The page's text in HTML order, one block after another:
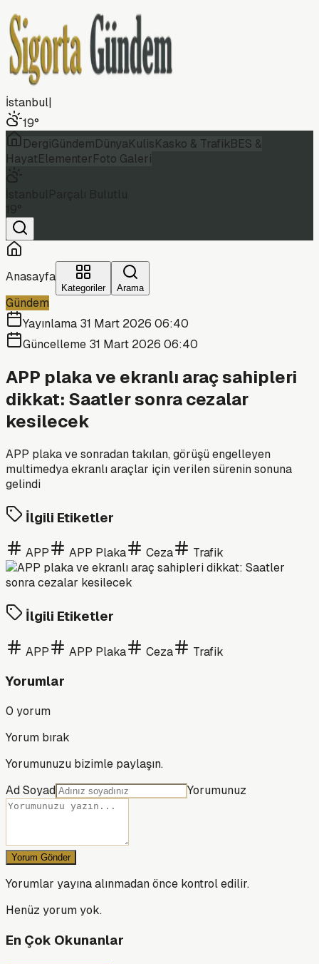
İstanbul|
19°
DergiGündemDünyaKulisKasko & TrafikBES &
HayatElementerFoto Galeri
Anasayfa
Kategoriler Arama
Gündem
Yayınlama 31 Mart 2026 06:40
Güncelleme 31 Mart 2026 06:40
APP plaka ve ekranlı araç sahipleri
dikkat: Saatler sonra cezalar
kesilecek
APP plaka ve sonradan takılan, görüşü engelleyen
multimedya ekranlı araçlar için verilen sürenin sonuna
gelindi
İlgili Etiketler
APP APP Plaka Ceza Trafik
İlgili Etiketler
APP APP Plaka Ceza Trafik
Yorumlar
0 yorum
Yorum bırak
Yorumunuzu bizimle paylaşın.
Ad Soyad
Yorumunuz
Yorum Gönder
Yorumlar yayına alınmadan önce kontrol edilir.
Henüz yorum yok.
En Çok Okunanlar